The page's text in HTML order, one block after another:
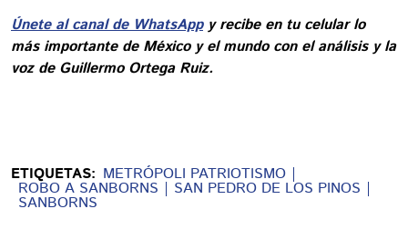
Únete al canal de WhatsAppy recibe en tu celular lo
más importante de México y el mundo con el análisis y la
voz de Guillermo Ortega Ruiz.
ETIQUETAS: METRÓPOLI PATRIOTISMO
ROBO A SANBORNS SAN PEDRO DE LOS PINOS
SANBORNS